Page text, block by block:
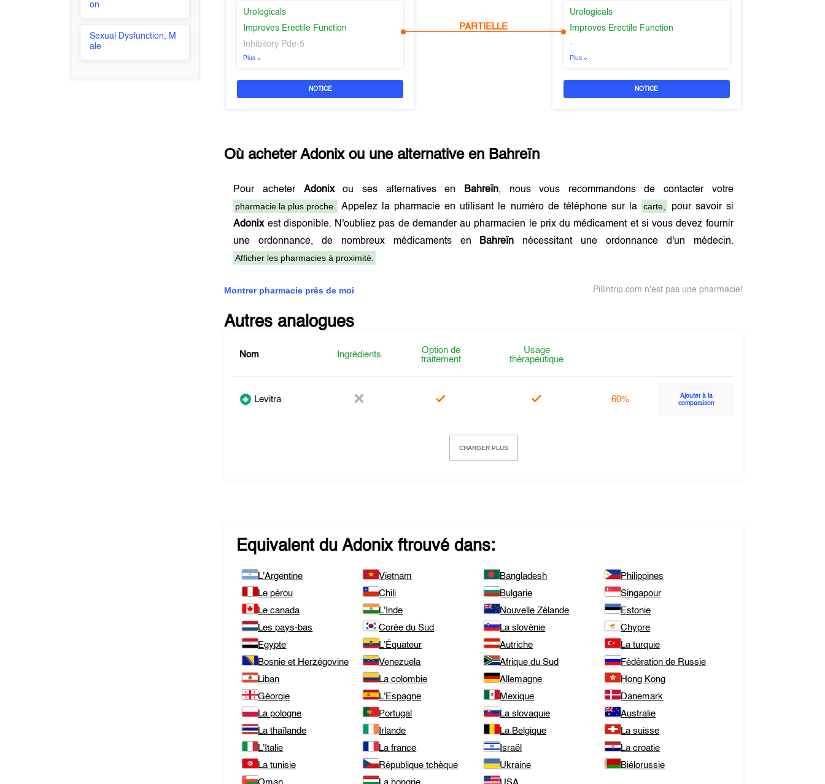
on
Sexual Dysfunction, M
ale
Urologicals
Improves Erectile Function
Inhibitory Pde-5
Plus
NOTICE
PARTIELLE
Urologicals
Improves Erectile Function
-
Plus
NOTICE
Où acheterAdonixou une alternative en Bahreïn
Pour acheter Adonixou ses alternatives en Bahreïn, nous vous recommandons de contacter votre
pharmacie la plus proche.
Appelez la pharmacie en utilisant le numéro de téléphone sur la carte,
pour savoir si
Adonixest disponible. N'oubliez pas de demander au pharmacien le prix du médicament et si vous devez fournir
une ordonnance, de nombreux médicaments en
Bahreïn nécessitant une ordonnance d'un médecin.
Afficher les pharmacies à proximité.
Montrer pharmacie près de moi Pillintrip.com n'est pas une pharmacie!
Autres analogues
Nom Ingrédients
Option de
traitement
Usage
thérapeutique
Levitra 60%
Ajouter à la
comparaison
CHARGER PLUS
Equivalent duAdonixftrouvé dans:
L'Argentine Vietnam Bangladesh
Philippines
Le pérou
Chili Bulgarie
Singapour
Le canada
L'Inde Nouvelle Zélande
Estonie
Les pays-bas
Corée du Sud La slovénie
Chypre
Egypte
L'Équateur Autriche
La turquie
Bosnie et Herzégovine
Venezuela Afrique du Sud
Fédération de Russie
Liban
La colombie Allemagne
Hong Kong
Géorgie
L'Espagne Mexique
Danemark
La pologne
Portugal La slovaquie
Australie
La thaïlande
Irlande La Belgique
La suisse
L'Italie
La france Israël
La croatie
La tunisie
République tchèque Ukraine
Biélorussie